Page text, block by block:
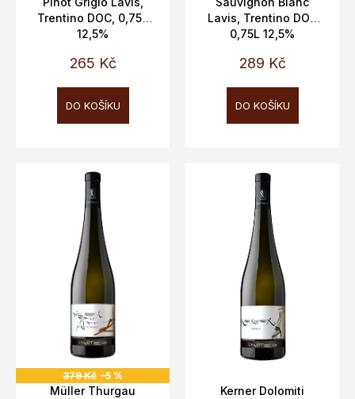
Trentino DOC, 0,75L
12,5%
265 Kč
DO KOŠÍKU
Lavis, Trentino DOC
0,75L 12,5%
289 Kč
DO KOŠÍKU
379 Kč –5 %
Müller Thurgau
Kerner Dolomiti